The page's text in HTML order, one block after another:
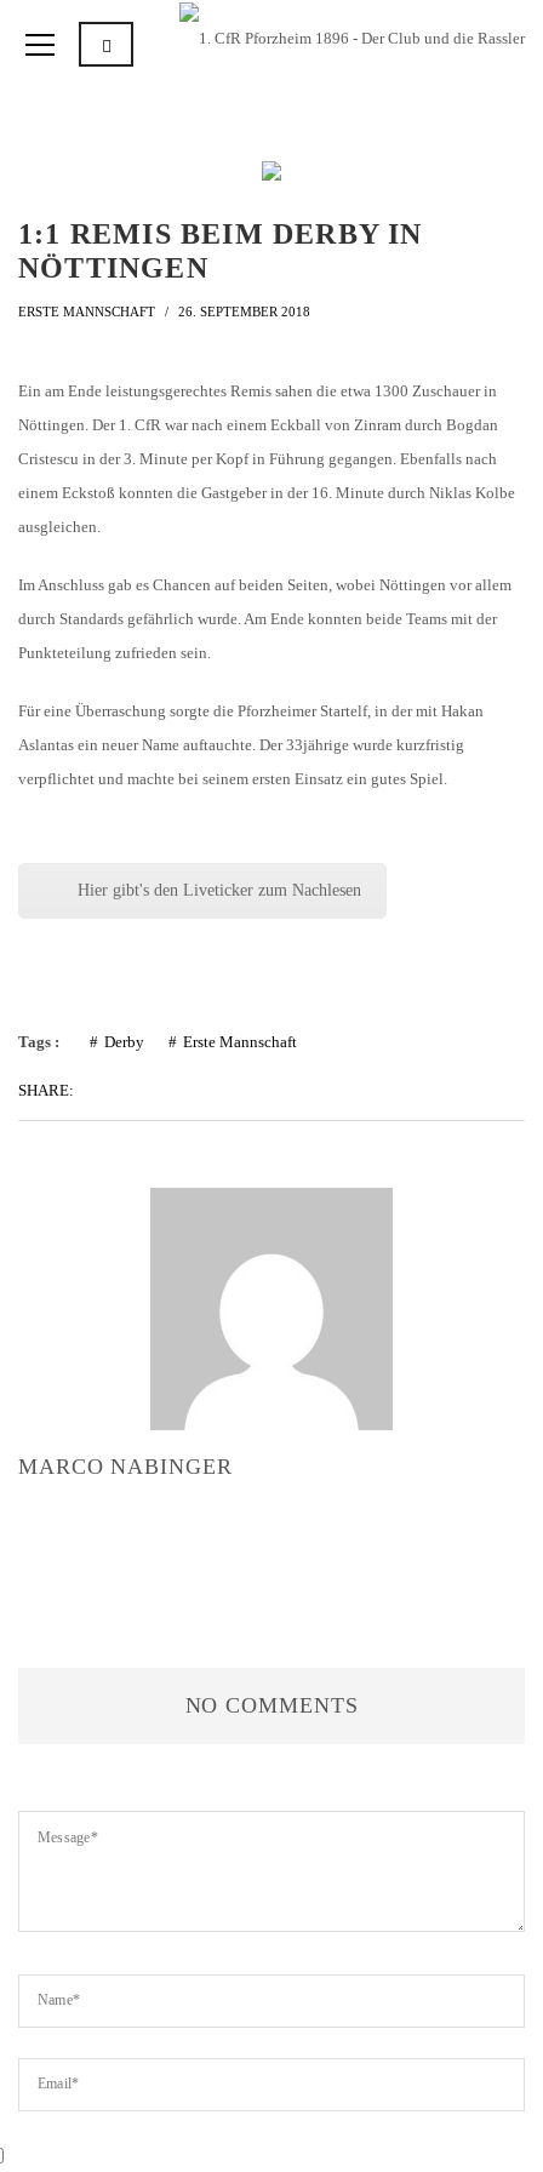
1:1 REMIS BEIM DERBY IN
NÖTTINGEN
ERSTE MANNSCHAFT 26. SEPTEMBER 2018
Ein am Ende leistungsgerechtes Remis sahen die etwa 1300 Zuschauer in
Nöttingen. Der 1. CfR war nach einem Eckball von Zinram durch Bogdan
Cristescu in der 3. Minute per Kopf in Führung gegangen. Ebenfalls nach
einem Eckstoß konnten die Gastgeber in der 16. Minute durch Niklas Kolbe
ausgleichen.
Im Anschluss gab es Chancen auf beiden Seiten, wobei Nöttingen vor allem
durch Standards gefährlich wurde. Am Ende konnten beide Teams mit der
Punkteteilung zufrieden sein.
Für eine Überraschung sorgte die Pforzheimer Startelf, in der mit Hakan
Aslantas ein neuer Name auftauchte. Der 33jährige wurde kurzfristig
verpflichtet und machte bei seinem ersten Einsatz ein gutes Spiel.
Hier gibt's den Liveticker zum Nachlesen
Tags : Derby Erste Mannschaft
SHARE:
MARCO NABINGER
NO COMMENTS